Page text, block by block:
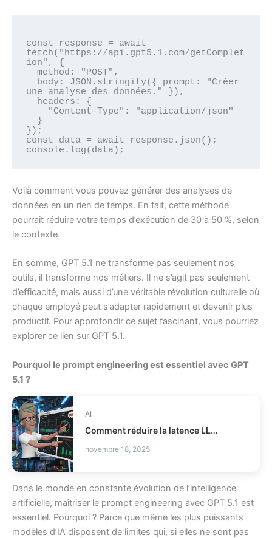
const response = await
fetch("https://api.gpt5.1.com/getComplet
ion", {
  method: "POST",
une analyse des données." }),
});
const data = await response.json();
Voilà comment vous pouvez générer des analyses de
données en un rien de temps. En fait, cette méthode
pourrait réduire votre temps d’exécution de 30 à 50 %, selon
le contexte.
En somme, GPT 5.1 ne transforme pas seulement nos
outils, il transforme nos métiers. Il ne s’agit pas seulement
d’efficacité, mais aussi d’une véritable révolution culturelle où
chaque employé peut s’adapter rapidement et devenir plus
productif. Pour approfondir ce sujet fascinant, vous pourriez
explorer ce lien sur GPT 5.1.
Pourquoi le prompt engineering est essentiel avec GPT
5.1 ?
AI
Comment réduire la latence LLM et les coûts en production ?
novembre 18, 2025
Dans le monde en constante évolution de l’intelligence
artificielle, maîtriser le prompt engineering avec GPT 5.1 est
essentiel. Pourquoi ? Parce que même les plus puissants
modèles d’IA disposent de limites qui, si elles ne sont pas